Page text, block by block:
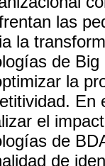
las
la
de
la
En
el
de
de